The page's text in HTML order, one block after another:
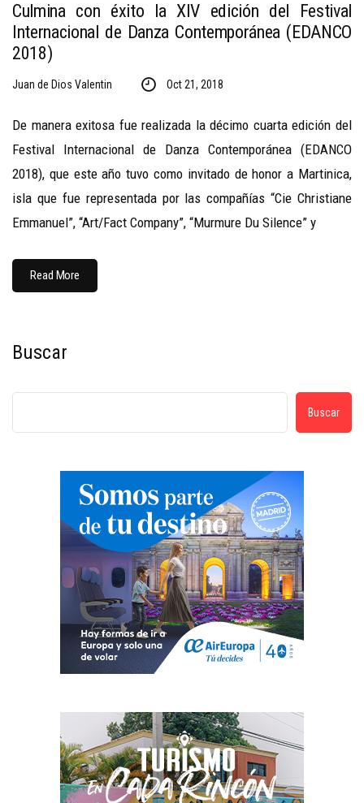
Culmina con éxito la XIV edición del Festival
Internacional de Danza Contemporánea (EDANCO
2018)
Juan de Dios Valentin Oct 21, 2018
De manera exitosa fue realizada la décimo cuarta edición del
Festival Internacional de Danza Contemporánea (EDANCO
2018), que este año tuvo como invitado de honor a Martinica,
isla que fue representada por las compañías “Cie Christiane
Emmanuel”, “Art/Fact Company”, “Murmure Du Silence” y
Read More
Buscar
Buscar